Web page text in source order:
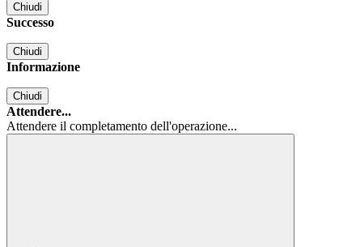
Chiudi
Successo
Chiudi
Informazione
Chiudi
Attendere...
Attendere il completamento dell'operazione...